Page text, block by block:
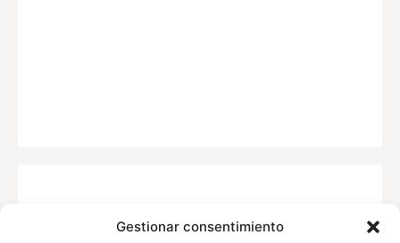
Gestionar consentimiento